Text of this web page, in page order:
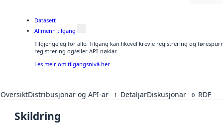
Datasett
Allmenn tilgang
Tilgjengeleg for alle. Tilgang kan likevel krevje registrering og
registrering og/eller API-nøklar.
Les meir om tilgangsnivå her
OversiktDistribusjonar og API-ar 1 DetaljarDiskusjonar 0 RDF
Skildring